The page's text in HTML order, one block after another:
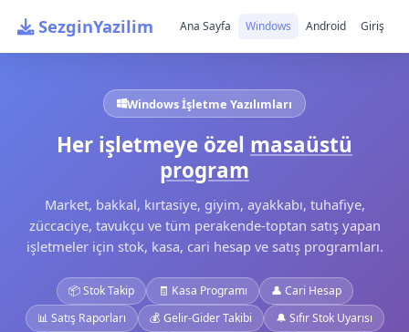
SezginYazilim Ana Sayfa Windows Android Giriş
Windows İşletme Yazılımları
Her işletmeye özel masaüstü
program
Market, bakkal, kırtasiye, giyim, ayakkabı, tuhafiye,
züccaciye, tavukçu ve tüm perakende-toptan satış yapan
işletmeler için stok, kasa, cari hesap ve satış programları.
📦 Stok Takip 🧾 Kasa Programı
👤 Cari Hesap
📊 Satış Raporları
💰 Gelir-Gider Takibi
🔔 Sıfır Stok Uyarısı